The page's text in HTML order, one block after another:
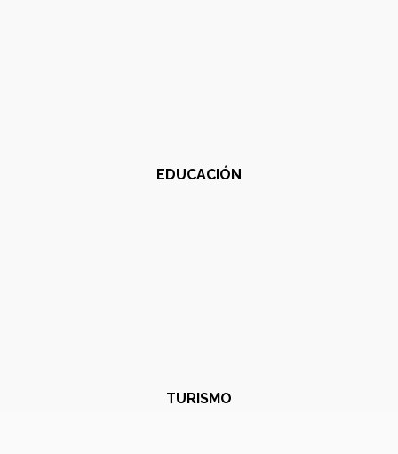
EDUCACIÓN
TURISMO